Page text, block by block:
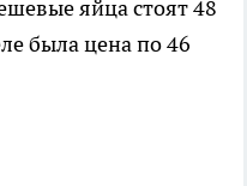
яйца стоят 48
была цена по 46